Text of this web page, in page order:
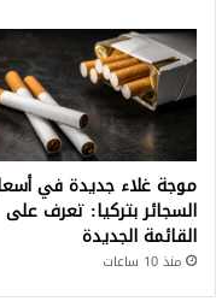
موجة غلاء جديدة في
السجائر بتركيا: تعرف على
القائمة الجديدة
منذ 10 ساعات